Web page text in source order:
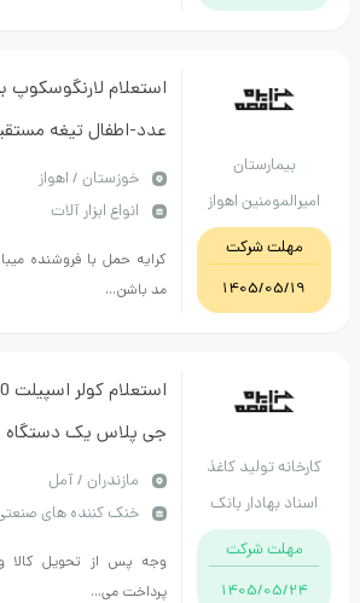
اهواز
شرکت
1405/
عدد-اطفال تیغه
خمیده خمیده 1 عدد طبق
پیوستی ایرانی به شرط تایید
خوزستان / اهواز
انواع ابزار آلات
کرایه حمل با فروشنده میباشد-شرکت
مد باشن...
تولید کاغذ
بانک
مرکزی
شرکت
1405/
استعلام کولر
جی پلاس یک دستگاه
مازندران / آمل
خنک کننده های صنعتی و فن های
وجه پس از تحویل کالا و تایید
پرداخت می...